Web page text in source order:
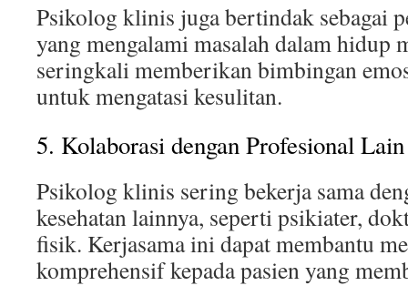
Psikolog klinis juga bertindak sebagai
yang mengalami masalah dalam hidup
seringkali memberikan bimbingan
untuk mengatasi kesulitan.
5. Kolaborasi dengan Profesional Lain
Psikolog klinis sering bekerja sama
kesehatan lainnya, seperti psikiater,
fisik. Kerjasama ini dapat membantu
komprehensif kepada pasien yang